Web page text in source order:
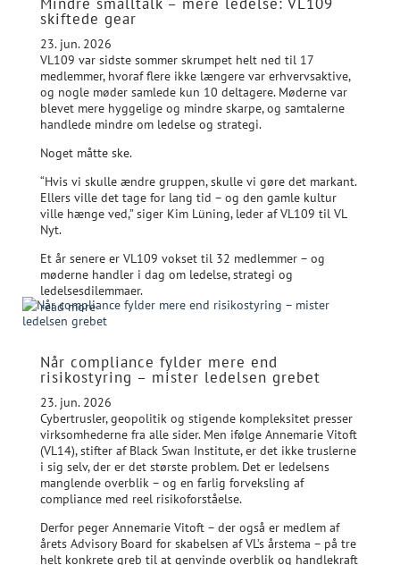
skiftede gear
23. jun. 2026
VL109 var sidste sommer skrumpet helt ned til 17
medlemmer, hvoraf flere ikke længere var erhvervsaktive,
og nogle møder samlede kun 10 deltagere. Møderne var
blevet mere hyggelige og mindre skarpe, og samtalerne
handlede mindre om ledelse og strategi.
Noget måtte ske.
“Hvis vi skulle ændre gruppen, skulle vi gøre det markant.
Ellers ville det tage for lang tid – og den gamle kultur
ville hænge ved,” siger Kim Lüning, leder af VL109 til VL
Nyt.
Et år senere er VL109 vokset til 32 medlemmer – og
møderne handler i dag om ledelse, strategi og
ledelsesdilemmaer.
read more
Når compliance fylder mere end
risikostyring – mister ledelsen grebet
23. jun. 2026
Cybertrusler, geopolitik og stigende kompleksitet presser
virksomhederne fra alle sider. Men ifølge Annemarie Vitoft
(VL14), stifter af Black Swan Institute, er det ikke truslerne
i sig selv, der er det største problem. Det er ledelsens
manglende overblik – og en farlig forveksling af
compliance med reel risikoforståelse.
Derfor peger Annemarie Vitoft – der også er medlem af
årets Advisory Board for skabelsen af VL’s årstema – på tre
helt konkrete greb til at genvinde overblik og handlekraft